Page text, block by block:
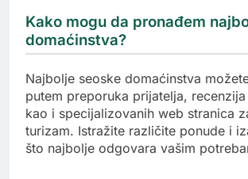
Kako mogu da pronađem
domaćinstva?
Najbolje seoske domaćinstva
putem preporuka prijatelja,
kao i specijalizovanih web stranica
turizam. Istražite različite ponude i
što najbolje odgovara vašim